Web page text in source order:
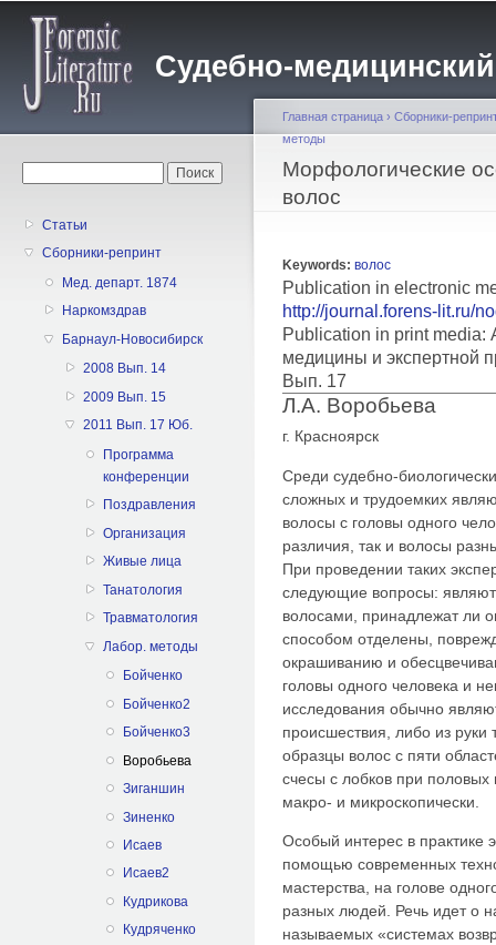
Судебно-
Статьи
Сборники-репринт
Мед. департ. 1874
Наркомздрав
Барнаул-Новосибирск
2008 Вып. 14
2009 Вып. 15
2011 Вып. 17 Юб.
Программа
конференции
Поздравления
Организация
Живые лица
Танатология
Травматология
Лабор. методы
Бойченко
Бойченко2
Бойченко3
Воробьева
Зиганшин
Зиненко
Исаев
Исаев2
Кудрикова
Кудряченко
Вы здесь
Главная страница › Сборники-
методы
Морфологические
волос
Keywords: волос
Publication in electronic
http://journal.forens-lit.ru/
Publication in print media:
медицины и экспертной
Вып. 17
Л.А. Воробьева
г. Красноярск
Среди судебно-
сложных и трудоемких
волосы с головы одного
различия, так и волосы
При проведении таких
следующие вопросы:
волосами, принадлежат ли
способом отделены,
окрашиванию и
головы одного человека и
исследования обычно
происшествия, либо из
образцы волос с пяти
счесы с лобков при
макро- и микроскопически.
Особый интерес в практике
помощью современных
мастерства, на голове
разных людей. Речь идет о
называемых «системах